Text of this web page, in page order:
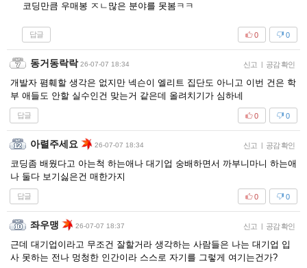
코딩만큼 우매봉 ㅈㄴ많은 분야를 못봄ㅋㅋ
답글 0
0
동거동락락 26-07-07 18:34 신고 | 공감 확인
개발자 폄훼할 생각은 없지만 넥슨이 엘리트 집단도 아니고 이번 건은 학
부 애들도 안할 실수인건 맞는거 같은데 올려치기가 심하네
답글 0
0
아렬주세요 26-07-07 18:34 신고 | 공감 확인
코딩좀 배웠다고 아는척 하는애나 대기업 숭배하면서 까부니마니 하는애
나 둘다 보기싫은건 매한가지
답글 0
0
좌우맹 26-07-07 18:37 신고 | 공감 확인
근데 대기업이라고 무조건 잘할거라 생각하는 사람들은 나는 대기업 입
사 못하는 전나 멍청한 인간이라 스스로 자기를 그렇게 여기는건가?